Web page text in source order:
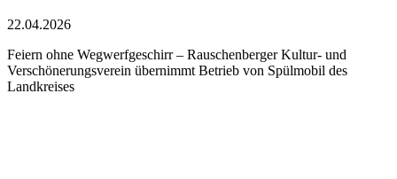
22.04.2026
Feiern ohne Wegwerfgeschirr – Rauschenberger Kultur- und
Verschönerungsverein übernimmt Betrieb von Spülmobil des
Landkreises